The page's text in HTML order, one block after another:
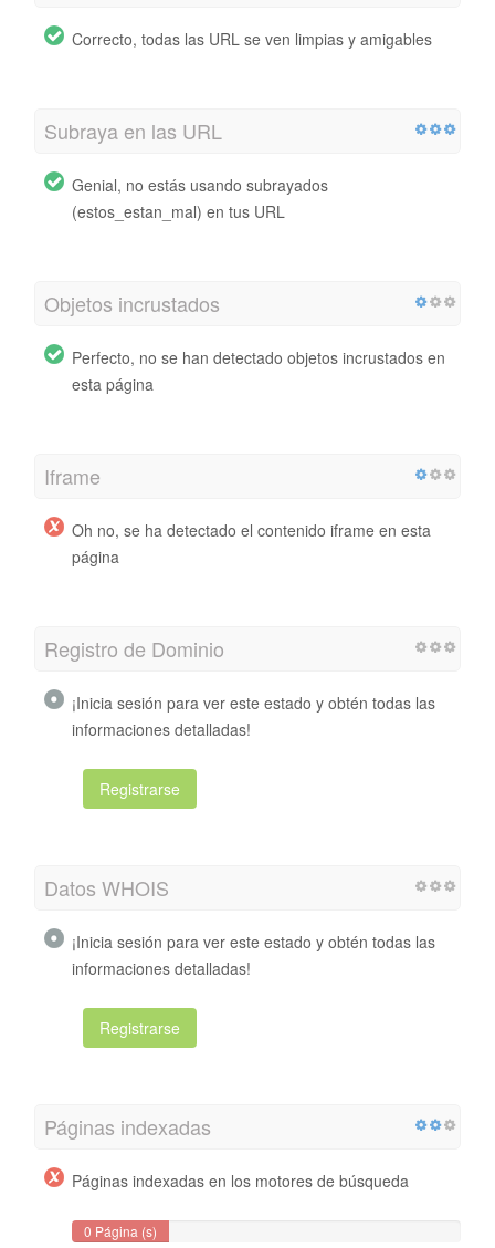
Correcto, todas las URL se ven limpias y amigables
Subraya en las URL
Genial, no estás usando subrayados
(estos_estan_mal) en tus URL
Objetos incrustados
Perfecto, no se han detectado objetos incrustados en
esta página
Iframe
Oh no, se ha detectado el contenido iframe en esta
página
Registro de Dominio
¡Inicia sesión para ver este estado y obtén todas las
informaciones detalladas!
Registrarse
Datos WHOIS
¡Inicia sesión para ver este estado y obtén todas las
informaciones detalladas!
Registrarse
Páginas indexadas
Páginas indexadas en los motores de búsqueda
0 Página (s)